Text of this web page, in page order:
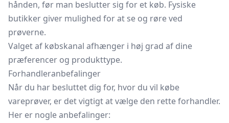
hånden, før man beslutter sig for et køb. Fysiske
butikker giver mulighed for at se og røre ved
prøverne.
Valget af købskanal afhænger i høj grad af dine
præferencer og produkttype.
Forhandleranbefalinger
Når du har besluttet dig for, hvor du vil købe
vareprøver, er det vigtigt at vælge den rette forhandler.
Her er nogle anbefalinger: